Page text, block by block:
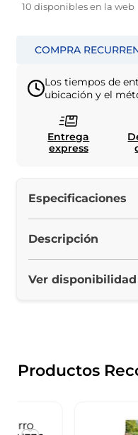
10 disponibles en la web
Los tiempos de
ubicación y el
Entrega
express
Especificaciones
Descripción
Ver
Productos